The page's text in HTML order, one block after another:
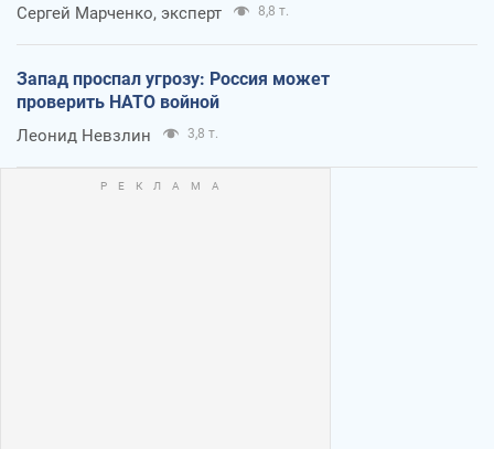
Сергей Марченко, эксперт 8,8 т.
Запад проспал угрозу: Россия может
проверить НАТО войной
Леонид Невзлин 3,8 т.